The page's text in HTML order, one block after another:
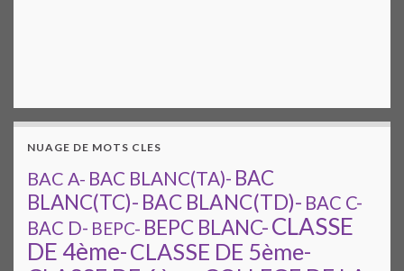
NUAGE DE MOTS CLES
BAC A- BAC BLANC(TA)- BAC
BLANC(TC)- BAC BLANC(TD)- BAC C-
BAC D- BEPC- BEPC BLANC-CLASSE
DE 4ème-CLASSE DE 5ème-